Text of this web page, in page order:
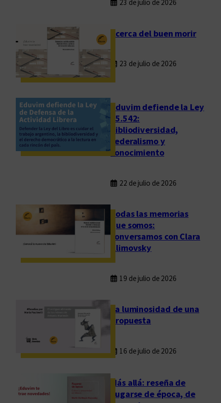
23 de julio de 2026
Acerca del buen morir
23 de julio de 2026
Eduvim defiende la Ley
25.542:
bibliodiversidad,
federalismo y
conocimiento
22 de julio de 2026
Todas las memorias
que somos:
conversamos con Clara
Klimovsky
19 de julio de 2026
La luminosidad de una
propuesta
16 de julio de 2026
Más allá: reseña de
Fugarse de época, de